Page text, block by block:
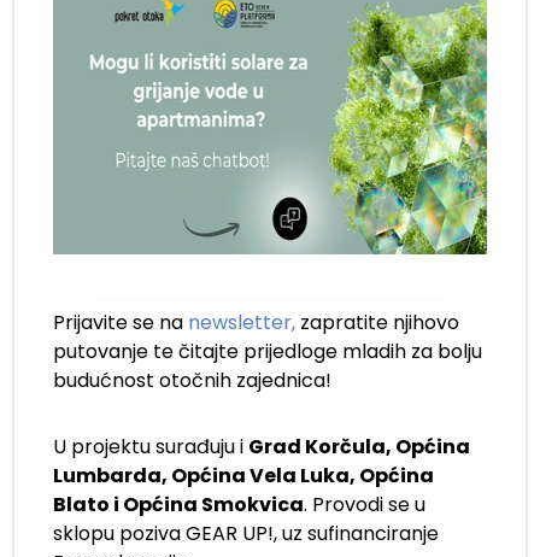
Prijavite se na newsletter, zapratite njihovo
putovanje te čitajte prijedloge mladih za bolju
budućnost otočnih zajednica!
U projektu surađuju i Grad Korčula, Općina
Lumbarda, Općina Vela Luka, Općina
Blato i Općina Smokvica. Provodi se u
sklopu poziva GEAR UP!, uz sufinanciranje